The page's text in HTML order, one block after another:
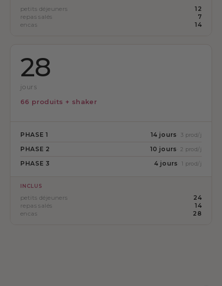
petits déjeuners
12
repas salés
7
encas
14
28
jours
66 produits + shaker
PHASE 1 14 jours · 3 prod/j
PHASE 2 10 jours · 2 prod/j
PHASE 3 4 jours · 1 prod/j
INCLUS
petits déjeuners
24
repas salés
14
encas
28